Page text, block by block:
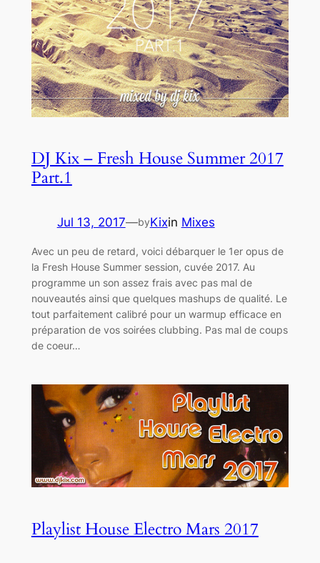
DJ Kix – Fresh House Summer 2017
Part.1
Jul 13, 2017—byKixin Mixes
Avec un peu de retard, voici débarquer le 1er opus de
la Fresh House Summer session, cuvée 2017. Au
programme un son assez frais avec pas mal de
nouveautés ainsi que quelques mashups de qualité. Le
tout parfaitement calibré pour un warmup efficace en
préparation de vos soirées clubbing. Pas mal de coups
de coeur…
Playlist House Electro Mars 2017